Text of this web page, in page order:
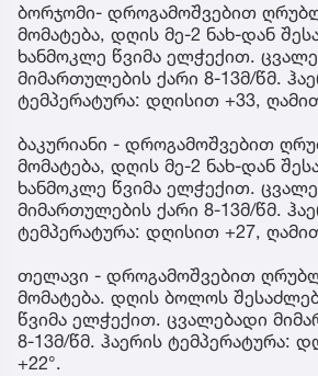
ბორჯომი- დროგამოშვებით
მომატება, დღის მე-2 ნახ-დან
ხანმოკლე წვიმა ელჭექით.
მიმართულების ქარი 8-13მ/წმ.
ტემპერატურა: დღისით +33,
ბაკურიანი - დროგამოშვებით
მომატება, დღის მე-2 ნახ-დან
ხანმოკლე წვიმა ელჭექით.
მიმართულების ქარი 8-13მ/წმ.
ტემპერატურა: დღისით +27,
თელავი - დროგამოშვებით
მომატება. დღის ბოლოს
წვიმა ელჭექით. ცვალებადი
8-13მ/წმ. ჰაერის ტემპერატურა:
+22°.